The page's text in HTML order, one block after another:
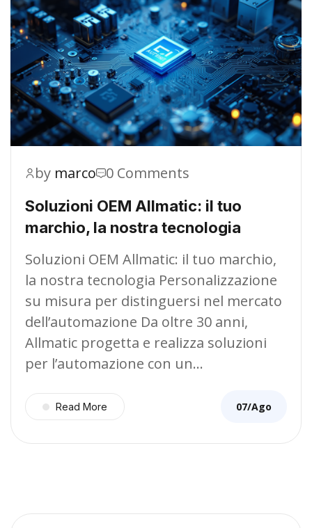
by marco 0 Comments
Soluzioni OEM Allmatic: il tuo
marchio, la nostra tecnologia
Soluzioni OEM Allmatic: il tuo marchio,
la nostra tecnologia Personalizzazione
su misura per distinguersi nel mercato
dell’automazione Da oltre 30 anni,
Allmatic progetta e realizza soluzioni
per l’automazione con un…
Read More 07/Ago